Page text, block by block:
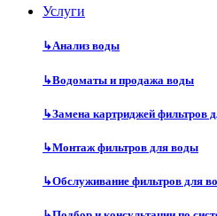
Услуги
↳Анализ воды
↳Водоматы и продажа воды
↳Замена картриджей фильтров
↳Монтаж фильтров для воды
↳Обслуживание фильтров для